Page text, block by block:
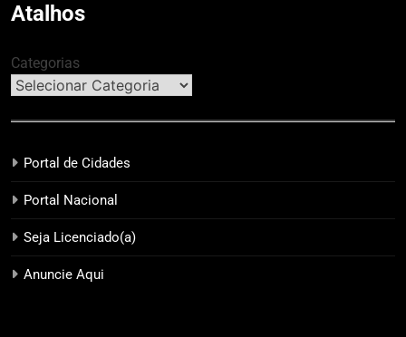
Atalhos
Categorias
Portal de Cidades
Portal Nacional
Seja Licenciado(a)
Anuncie Aqui